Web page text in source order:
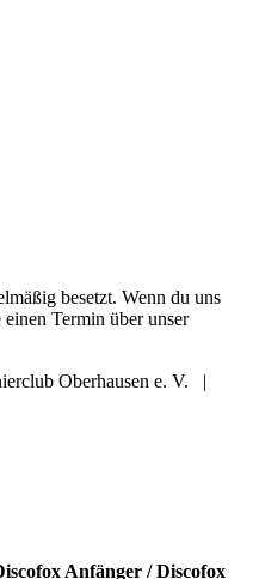
besetzt. Wenn du uns
Termin über unser
Oberhausen e. V. |
Anfänger / Discofox